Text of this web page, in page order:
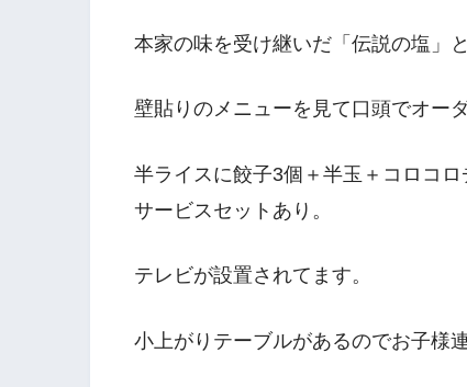
本家の味を受け継いだ「伝説の塩」
壁貼りのメニューを見て口頭でオーダ
半ライスに餃子3個＋半玉＋コロコ
サービスセットあり。
テレビが設置されてます。
小上がりテーブルがあるのでお子様